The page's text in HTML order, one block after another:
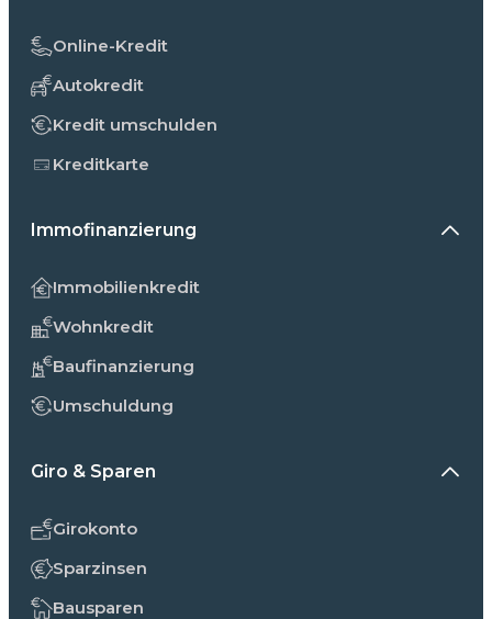
Online-Kredit
Autokredit
Kredit umschulden
Kreditkarte
Immofinanzierung
Immobilienkredit
Wohnkredit
Baufinanzierung
Umschuldung
Giro & Sparen
Girokonto
Sparzinsen
Bausparen